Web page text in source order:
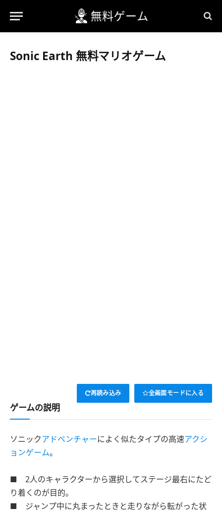
Sonic Earth 無料マリオゲーム
再読み込み 全画面モードに入る
ゲームの説明
ソニックアドベンチャーによく似たタイプの高速アクシ
ョンゲーム。
■ 2人のキャラクターから選択してステージ最右にたど
り着くのが目的。
■ ジャンプ中に丸まったときと走りながら転がった状